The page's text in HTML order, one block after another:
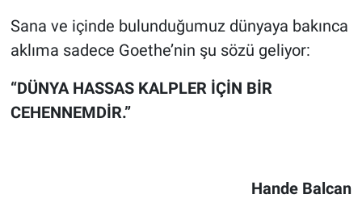
Sana ve içinde bulunduğumuz dünyaya bakınca
aklıma sadece Goethe’nin şu sözü geliyor:
“DÜNYA HASSAS KALPLER İÇİN BİR
CEHENNEMDİR.”
Hande Balcan